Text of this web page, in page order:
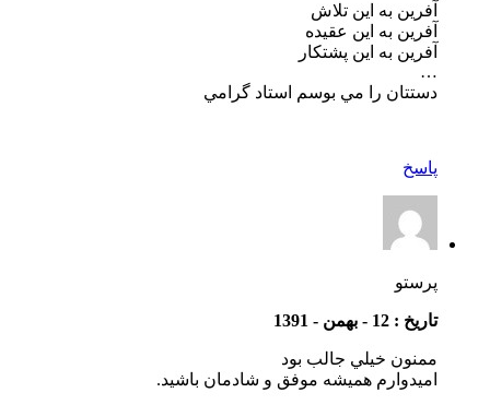
آفرين به اين تلاش
آفرين به اين عقيده
آفرين به اين پشتكار
…
دستتان را مي بوسم استاد گرامي
پاسخ
پرستو
تاریخ : 12 - بهمن - 1391
ممنون خيلي جالب بود
اميدوارم هميشه موفق و شادمان باشيد.